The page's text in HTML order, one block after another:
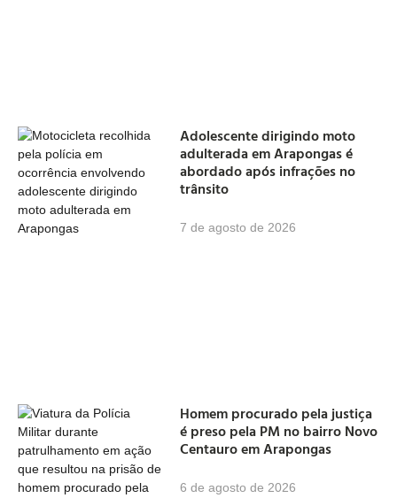
Adolescente dirigindo moto
adulterada em Arapongas é
abordado após infrações no
trânsito
7 de agosto de 2026
Homem procurado pela justiça
é preso pela PM no bairro Novo
Centauro em Arapongas
6 de agosto de 2026